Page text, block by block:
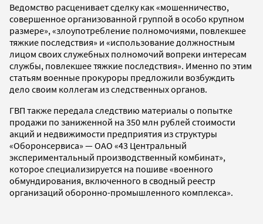
Ведомство расценивает сделку как «мошенничество,
совершенное организованной группой в особо крупном
размере», «злоупотребление полномочиями, повлекшее
тяжкие последствия» и «использование должностным
лицом своих служебных полномочий вопреки интересам
службы, повлекшее тяжкие последствия». Именно по этим
статьям военные прокуроры предложили возбуждить
дело своим коллегам из следственных органов.
ГВП также передала следствию материалы о попытке
продажи по заниженной на 350 млн рублей стоимости
акций и недвижимости предприятия из структуры
«Оборонсервиса» — ОАО «43 Центральный
экспериментальный производственный комбинат»,
которое специализируется на пошиве «военного
обмундирования, включенного в сводный реестр
организаций оборонно-промышленного комплекса».